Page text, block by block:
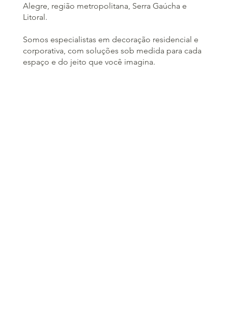
Alegre, região metropolitana, Serra Gaúcha e
Litoral.
Somos especialistas em decoração residencial e
corporativa, com soluções sob medida para cada
espaço e do jeito que você imagina.